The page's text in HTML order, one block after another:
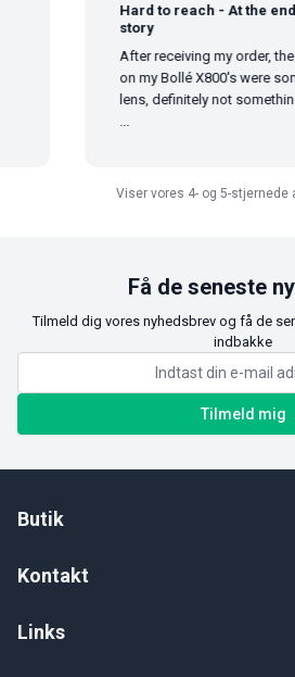
Hard to reach - At the end,
story
After receiving my order, the
on my Bollé X800's were
lens, definitely not something
Viser vores 4- og 5-stjernede
Få de seneste
Tilmeld dig vores nyhedsbrev og få de
indbakke
Tilmeld mig
Butik
Kontakt
Links